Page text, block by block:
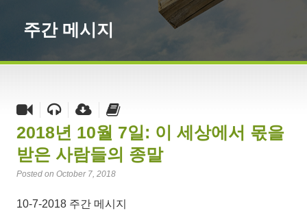
주간 메시지
2018년 10월 7일: 이 세상에서 몫을
받은 사람들의 종말
Posted on October 7, 2018
10-7-2018 주간 메시지